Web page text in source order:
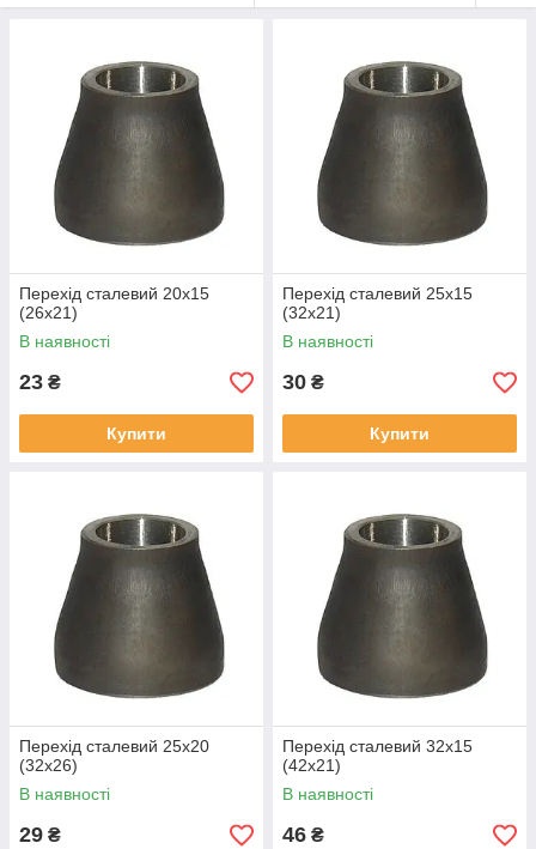
Перехід сталевий 20х15
(26х21)
В наявності
23 ₴
Купити
Перехід сталевий 25х15
(32х21)
В наявності
30 ₴
Купити
Перехід сталевий 25х20
(32х26)
В наявності
29 ₴
Перехід сталевий 32х15
(42х21)
В наявності
46 ₴